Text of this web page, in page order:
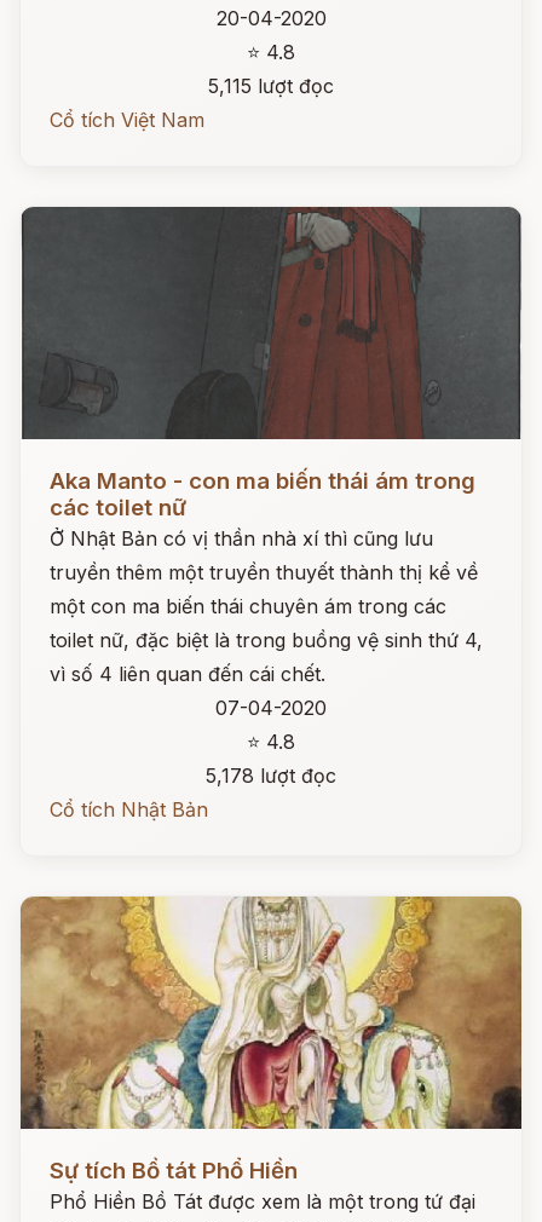
20-04-2020
⭐ 4.8
5,115 lượt đọc
Cổ tích Việt Nam
Aka Manto - con ma biến thái ám trong
các toilet nữ
Ở Nhật Bản có vị thần nhà xí thì cũng lưu
truyền thêm một truyền thuyết thành thị kể về
một con ma biến thái chuyên ám trong các
toilet nữ, đặc biệt là trong buồng vệ sinh thứ 4,
vì số 4 liên quan đến cái chết.
07-04-2020
⭐ 4.8
5,178 lượt đọc
Cổ tích Nhật Bản
Sự tích Bồ tát Phổ Hiền
Phổ Hiền Bồ Tát được xem là một trong tứ đại